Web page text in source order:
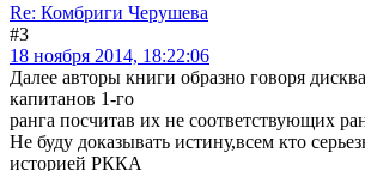
Re: Комбриги Черушева
#3
18 ноября 2014, 18:22:06
Далее авторы книги образно говоря
капитанов 1-го
ранга посчитав их не соответствующих
Не буду доказывать истину,всем кто
историей РККА